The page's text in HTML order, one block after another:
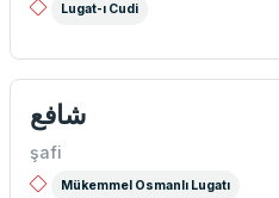
Lugat-ı Cudi
شافع
şafi
Mükemmel Osmanlı Lugatı